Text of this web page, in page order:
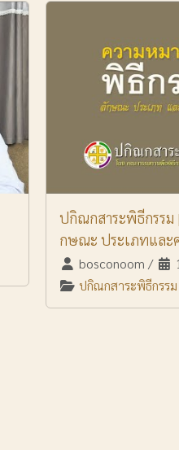
ปกิณกสาระพิธีกรรม
กษณะ ประเภทและ
bosconoom /
ปกิณกสาระพิธีกรรม